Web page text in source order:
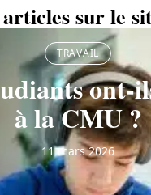
sur le
TRAVAIL
ont-
à la CMU ?
11 mars 2026